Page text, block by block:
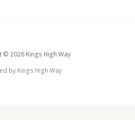
Copyright © 2026 Kings High Way
Powered by Kings High Way